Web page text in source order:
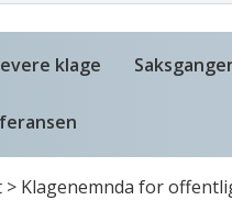
klage
> Klagenemnda for